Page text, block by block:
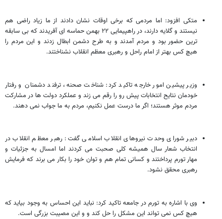
متکی افزود: اما مردمی که برخی اوقات نشان دادند از ما زیاد راضی هم
نیستند و گلایه دارند، در راهپیمایی ۲۲ بهمن حماسه ای آفریدند که بی سابقه
ترین حضور بود و مردم آمدند و به طرح دشمن ابطال زدند و این مردم را
هیچ کس بهتر از امام راحل و رهبری معظم انقلاب نشناختند.
وزیر پیشین امور خارجه تاکید کرد: شناخت صحنه، ترفند دشمنان و رفتار
خودمان نتایح انتخابات پیش رو را رقم می زند و عملکرد دولت ها در مشارکت
مردم موثر هستند؛ اگر ما درست عمل نکنیم، مردم به ما جواب نمی دهند.
دبیر شورای وحدت نیروهای انقلاب اسلامی گفت: رهبر معظم انقلاب در
انتخاب شعار سال همیشه کلی صحبت می کردند اما امسال به جزئیات و
مهار تورم پرداختند و کسانی تمام هم و توان خود را بکار می برند که فرمایش
رهبری محقق نشود.
وی با اشاره به تورم در جامعه تاکید کرد: نباید این احساس به وجود بیاید که
هیچ کس نمی تواند این مشکل را حل کند و و این مصیبت بزرگی است.